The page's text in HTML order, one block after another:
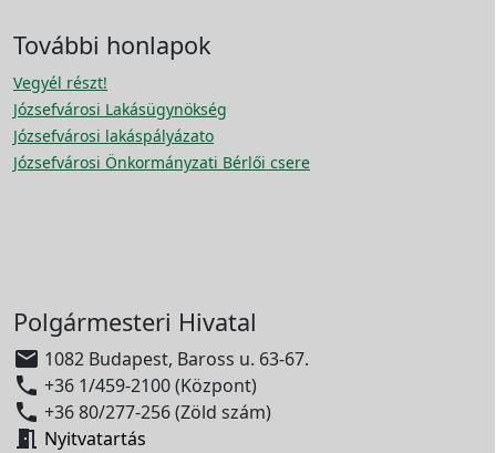
További honlapok
Vegyél részt!
Józsefvárosi Lakásügynökség
Józsefvárosi lakáspályázato
Józsefvárosi Önkormányzati Bérlői csere
Polgármesteri Hivatal
 1082 Budapest, Baross u. 63-67.
 +36 1/459-2100 (Központ)
 +36 80/277-256 (Zöld szám)
 Nyitvatartás